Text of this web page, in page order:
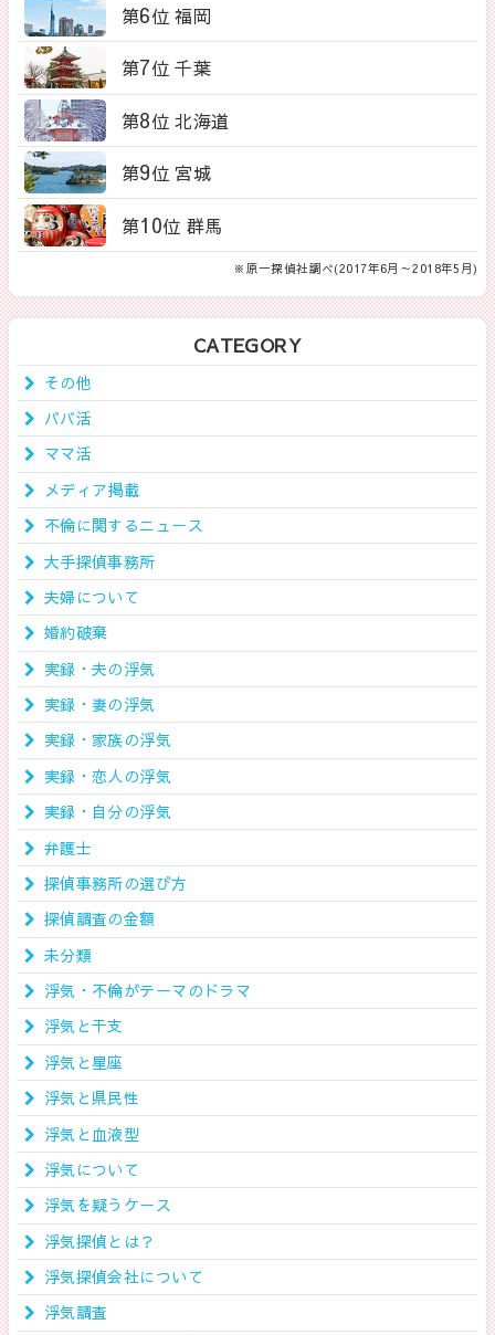
第6位 福岡
第7位 千葉
第8位 北海道
第9位 宮城
第10位 群馬
※原一探偵社調べ(2017年6月～2018年5月)
CATEGORY
その他
パパ活
ママ活
メディア掲載
不倫に関するニュース
大手探偵事務所
夫婦について
婚約破棄
実録・夫の浮気
実録・妻の浮気
実録・家族の浮気
実録・恋人の浮気
実録・自分の浮気
弁護士
探偵事務所の選び方
探偵調査の金額
未分類
浮気・不倫がテーマのドラマ
浮気と干支
浮気と星座
浮気と県民性
浮気と血液型
浮気について
浮気を疑うケース
浮気探偵とは？
浮気探偵会社について
浮気調査